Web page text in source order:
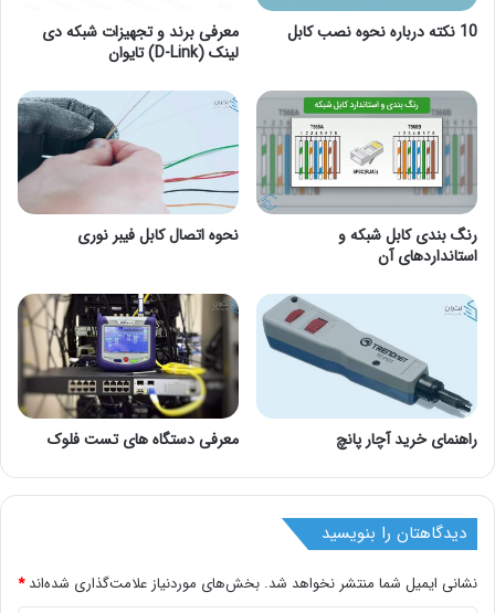
10 نکته درباره نحوه نصب کابل
معرفی برند و تجهیزات شبکه دی
لینک (D-Link) تایوان
رنگ بندی کابل شبکه و
استانداردهای آن
نحوه اتصال کابل فیبر نوری
راهنمای خرید آچار پانچ معرفی دستگاه های تست فلوک
دیدگاهتان را بنویسید
نشانی ایمیل شما منتشر نخواهد شد. بخش‌های موردنیاز علامت‌گذاری شده‌اند*